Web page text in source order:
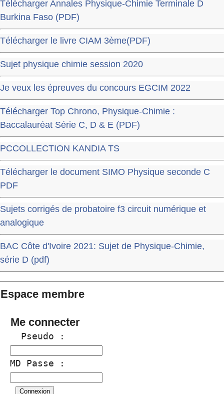
Télécharger Annales Physique-Chimie Terminale D
Burkina Faso (PDF)
Télécharger le livre CIAM 3ème(PDF)
Sujet physique chimie session 2020
Je veux les épreuves du concours EGCIM 2022
Télécharger Top Chrono, Physique-Chimie :
Baccalauréat Série C, D & E (PDF)
PCCOLLECTION KANDIA TS
Télécharger le document SIMO Physique seconde C
PDF
Sujets corrigés de probatoire f3 circuit numérique et
analogique
BAC Côte d'Ivoire 2021: Sujet de Physique-Chimie,
série D (pdf)
Espace membre
Me connecter
  Pseudo :
MD Passe :